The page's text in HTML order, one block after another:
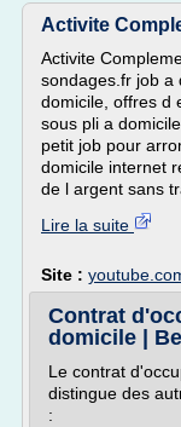
Activite
Activite
sondages.fr job a
domicile, offres d
sous pli a
petit job pour
domicile internet
de l argent sans
Lire la suite
Site :
Contrat
domicile |
Le contrat
distingue des
: